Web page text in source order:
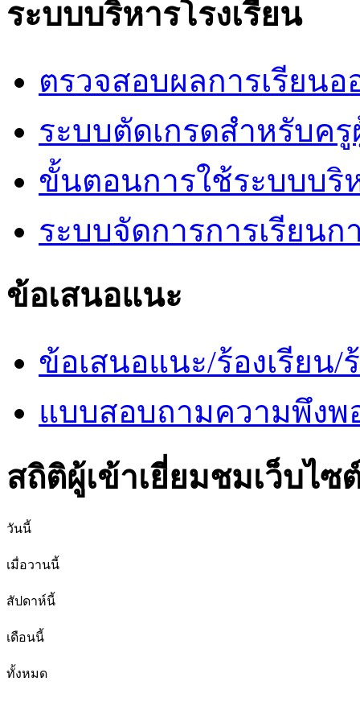
ระบบบริหารโรงเรียน
ตรวจสอบผลการเรียน
ระบบตัดเกรดสำหรับค
ขั้นตอนการใช้ระบบบริ
ระบบจัดการการเรียน
ข้อเสนอแนะ
ข้อเสนอแนะ/ร้องเรียน/
แบบสอบถามความพึงพ
สถิติผู้เข้าเยี่ยมชมเว็บไซ
วันนี้
เมื่อวานนี้
สัปดาห์นี้
เดือนนี้
ทั้งหมด